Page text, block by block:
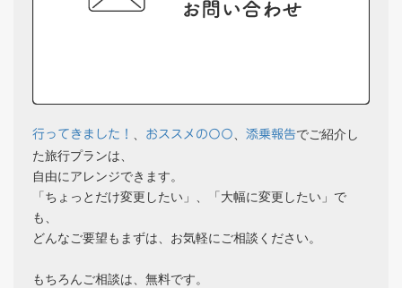
行ってきました！ おススメの〇〇 添乗報告でご紹介し
た旅行プランは、
自由にアレンジできます。
「ちょっとだけ変更したい」、「大幅に変更したい」で
も、
どんなご要望もまずは、お気軽にご相談ください。
もちろんご相談は、無料です。